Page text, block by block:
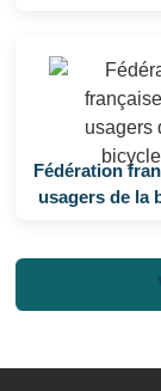
Fédération
usagers de la